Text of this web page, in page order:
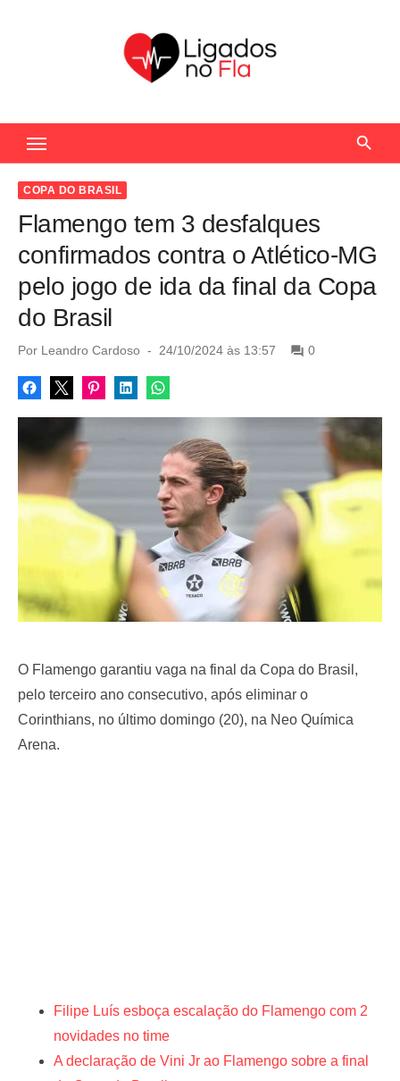
c
COPA DO BRASIL
Flamengo tem 3 desfalques
confirmados contra o Atlético-MG
pelo jogo de ida da final da Copa
do Brasil
Por Leandro Cardoso
P
s
t
n
24/10/2024 às 13:57 0
O Flamengo garantiu vaga na final da Copa do Brasil,
pelo terceiro ano consecutivo, após eliminar o
Corinthians, no último domingo (20), na Neo Química
Arena.
Filipe Luís esboça escalação do Flamengo com 2
novidades no time
A declaração de Vini Jr ao Flamengo sobre a final